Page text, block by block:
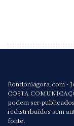
Rondoniagora.com -
COSTA
podem ser
redistribuídos sem
fonte.